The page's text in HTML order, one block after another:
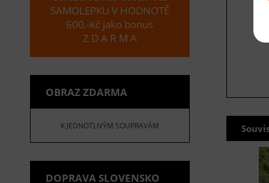
SAMOLEPKU V HODNOTĚ
600,-Kč jako bonus
Z D A R M A
OBRAZ ZDARMA
K JEDNOTLIVÝM SOUPRAVÁM
DOPRAVA SLOVENSKO